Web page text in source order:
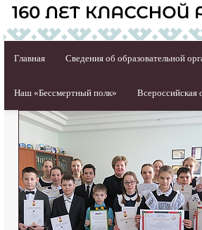
Главная Сведения об образовательной
Наш «Бессмертный полк» Всероссийская